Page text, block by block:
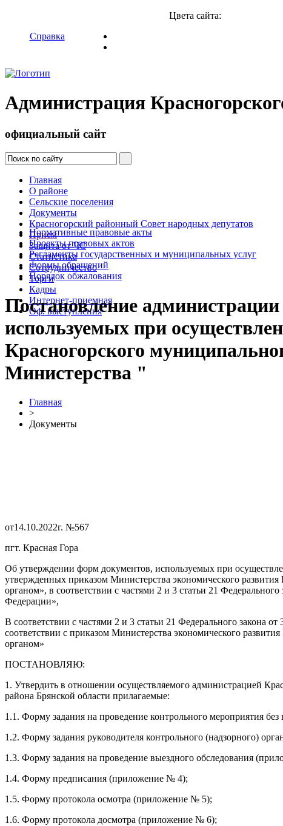
Справка
Цвета сайта:
Администрация
официальный сайт
Главная
О районе
Сельские поселения
Документы
Красногорский районный Совет народных депутатов
Прием
Защита от ЧС
Статистика
Сотрудничество
Торги
Кадры
Интернет-приемная
Оф. выступления
Нормативные правовые акты
Проекты правовых актов
Регламенты государственных и муниципальных услуг
Формы обращений
Порядок обжалования
Постановление
используемых при
Красногорского
Министерства "
Главная
>
Документы
от14.10.2022г. №567
пгт. Красная Гора
Об утверждении форм документов, используемых при
утвержденных приказом Министерства экономического
органом», в соответствии с частями 2 и 3 статьи 21
Федерации»,
В соответствии с частями 2 и 3 статьи 21 Федерального закона
соответствии с приказом Министерства экономического
органом»
ПОСТАНОВЛЯЮ:
1. Утвердить в отношении осуществляемого администрацией
района Брянской области прилагаемые:
1.1. Форму задания на проведение контрольного мероприятия
1.2. Форму задания руководителя контрольного (надзорного)
1.3. Форму задания на проведение выездного обследования
1.4. Форму предписания (приложение № 4);
1.5. Форму протокола осмотра (приложение № 5);
1.6. Форму протокола досмотра (приложение № 6);